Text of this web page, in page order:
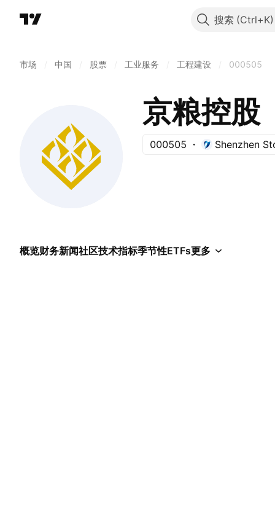
搜索
市场 中国 股票 工业服务 工程建设 000505
京粮控股
000505 Shenzhen
概览财务新闻社区技术指标季节性ETFs更多